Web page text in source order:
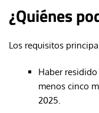
¿Quiénes
Los requisitos
Haber
menos cinco
2025.